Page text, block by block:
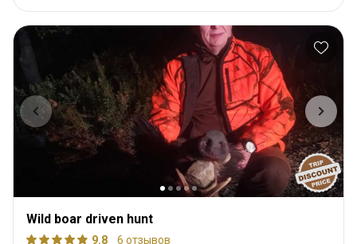
Wild boar driven hunt
9.8
6 отзывов